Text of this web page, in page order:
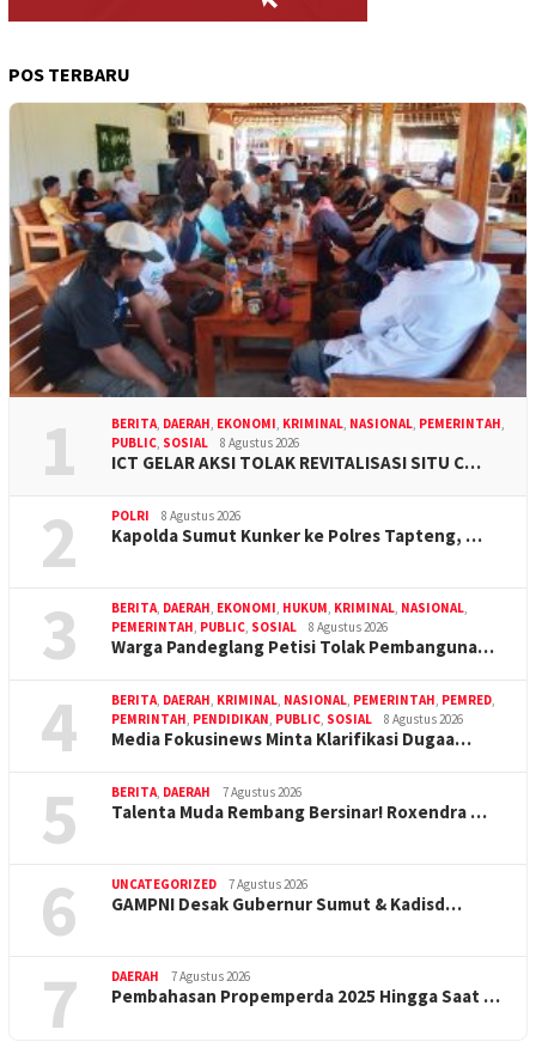
POS TERBARU
1 BERITA DAERAH EKONOMI KRIMINAL NASIONAL PEMERINTAH
PUBLIC SOSIAL 8 Agustus 2026
ICT GELAR AKSI TOLAK REVITALISASI SITU C…
2 POLRI 8 Agustus 2026
Kapolda Sumut Kunker ke Polres Tapteng, …
3 BERITA DAERAH EKONOMI HUKUM KRIMINAL NASIONAL
PEMERINTAH PUBLIC SOSIAL 8 Agustus 2026
Warga Pandeglang Petisi Tolak Pembanguna…
4 BERITA DAERAH KRIMINAL NASIONAL PEMERINTAH PEMRED
PEMRINTAH PENDIDIKAN PUBLIC SOSIAL 8 Agustus 2026
Media Fokusinews Minta Klarifikasi Dugaa…
5 BERITA DAERAH 7 Agustus 2026
Talenta Muda Rembang Bersinar! Roxendra …
6 UNCATEGORIZED 7 Agustus 2026
GAMPNI Desak Gubernur Sumut & Kadisd…
7 DAERAH 7 Agustus 2026
Pembahasan Propemperda 2025 Hingga Saat …